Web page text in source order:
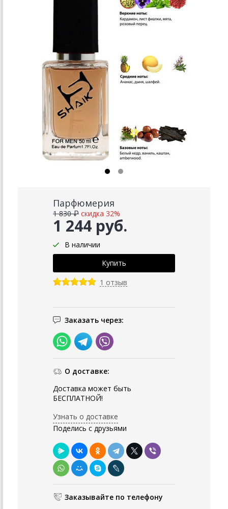
Парфюмерия
1 244 руб.
1 830 ₽ скидка 32%
В наличии
1 отзыв
Заказать через:
О доставке:
Доставка может быть
БЕСПЛАТНОЙ!
Узнать о доставке
Поделись с друзьями
Заказывайте по телефону